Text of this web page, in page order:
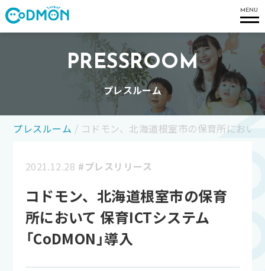
MENU
PRESSROOM
プレスルーム
プレスルーム / コドモン、北海道根室市の保育所におい
2021.12.28 #プレスリリース
コドモン、北海道根室市の保育
所において 保育ICTシステム
「CoDMON」導入